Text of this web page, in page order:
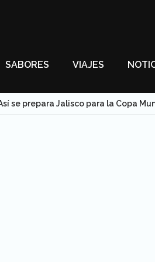
SABORES VIAJES
se prepara Jalisco para la Copa